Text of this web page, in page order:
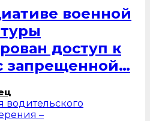
военной
доступ к
запрещенной…